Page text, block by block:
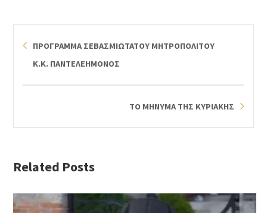
ΠΡΟΓΡΑΜΜΑ ΣΕΒΑΣΜΙΩΤΑΤΟΥ ΜΗΤΡΟΠΟΛΙΤΟΥ
Κ.Κ. ΠΑΝΤΕΛΕΗΜΟΝΟΣ
ΤΟ ΜΗΝΥΜΑ ΤΗΣ ΚΥΡΙΑΚΗΣ
Related Posts